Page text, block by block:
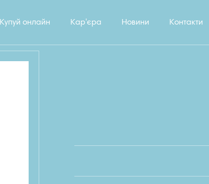
Купуй онлайн Кар'єра Новини Контакти